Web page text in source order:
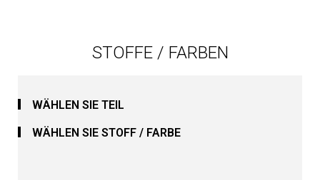
STOFFE / FARBEN
WÄHLEN SIE TEIL
WÄHLEN SIE STOFF / FARBE